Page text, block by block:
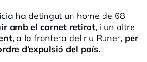
ha detingut un home de 68
amb el carnet retirat, i un altre
, a la frontera del riu Runer, per
d’expulsió del país.